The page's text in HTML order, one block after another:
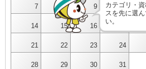
7 8 9 10
14 15 16
21 22 23 24
28 29 30 31
カテゴリ・
スを先に選
い。